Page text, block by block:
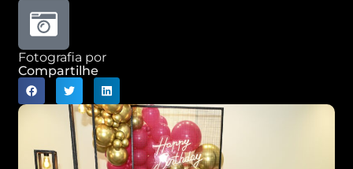
Fotografia por
Compartilhe